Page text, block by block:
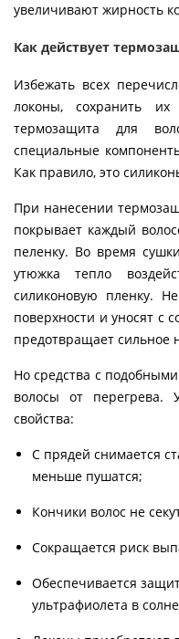
увеличивают жирность
Как действует
Избежать всех
локоны, сохранить их
термозащита для
специальные
Как правило, это
При нанесении
покрывает каждый
пеленку. Во время
утюжка тепло
силиконовую пленку.
поверхности и уносят с
предотвращает сильное
Но средства с
волосы от
свойства:
С прядей снимается
меньше пушатся;
Кончики волос не
Сокращается риск
Обеспечивается
ультрафиолета в